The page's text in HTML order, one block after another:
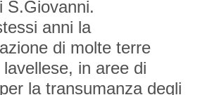
S.Giovanni.
anni la
di molte terre
in aree di
la transumanza degli